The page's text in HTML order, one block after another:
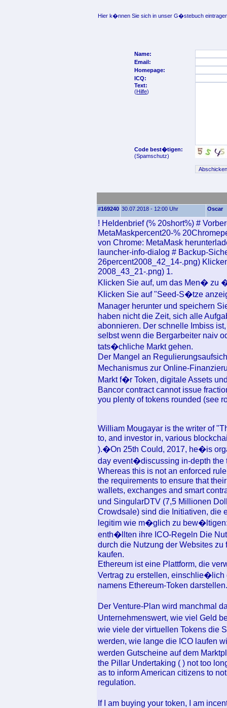
Hier k�nnen Sie sich in unser G�stebuch
Name:
Email:
Homepage:
ICQ:
Text:
(Hilfe)
Code best�tigen:
(Spamschutz)
#169240 30.07.2018 - 12:00 Uhr Oscar
! Heldenbrief (% 20short%) #
MetaMaskpercent20-%
von Chrome: MetaMask
launcher-info-dialog # Backup-
26percent2008_42_14-.png)
2008_43_21-.png) 1.
Klicken Sie auf, um das Men� zu
Klicken Sie auf "Seed-S�tze
Manager herunter und speichern
haben nicht die Zeit, sich alle
abonnieren. Der schnelle Imbiss
selbst wenn die Bergarbeiter naiv
tats�chliche Markt gehen.
Der Mangel an
Mechanismus zur Online-
Markt f�r Token, digitale Assets
Bancor contract cannot issue
you plenty of tokens rounded (see
William Mougayar is the writer of
to, and investor in, various
).�On 25th Could, 2017, he�is
day event�discussing in-depth the
Whereas this is not an enforced
the requirements to ensure that
wallets, exchanges and smart
und SingularDTV (7,5 Millionen
Crowdsale) sind die Initiativen, die
legitim wie m�glich zu
enth�llten ihre ICO-Regeln Die
durch die Nutzung der Websites
kaufen.
Ethereum ist eine Plattform, die
Vertrag zu erstellen,
namens Ethereum-Token darstellen.
Der Venture-Plan wird manchmal
Unternehmenswert, wie viel Geld
wie viele der virtuellen Tokens die
werden, wie lange die ICO laufen
werden Gutscheine auf dem
the Pillar Undertaking ( ) not too
as to inform American citizens to
regulation.
If I am buying your token, I am